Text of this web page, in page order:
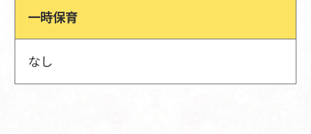
一時保育
なし